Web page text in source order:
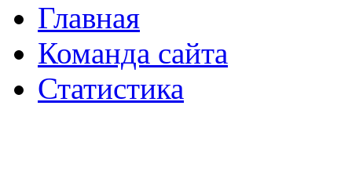
Главная
Команда сайта
Статистика